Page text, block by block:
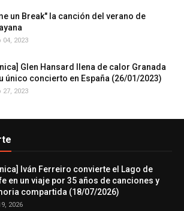
un Break" la canción del verano de
04, 2023
Glen Hansard llena de calor Granada
único concierto en España (26/01/2023)
27, 2023
Iván Ferreiro convierte el Lago de
en un viaje por 35 años de canciones y
compartida (18/07/2026)
2026